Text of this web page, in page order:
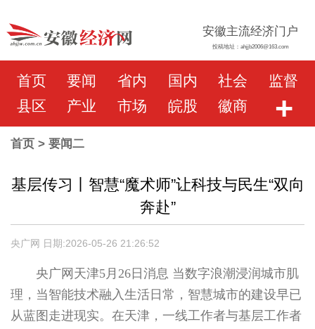
安徽主流经济门户
投稿地址：ahjjb2006@163.com
首页 要闻 省内 国内 社会
监督
县区
产业 市场 皖股 徽商 +
首页> 要闻二
基层传习丨智慧“魔术师”让科技与民生“双向
奔赴”
央广网 日期:2026-05-26 21:26:52
央广网天津5月26日消息 当数字浪潮浸润城市肌
理，当智能技术融入生活日常，智慧城市的建设早已
从蓝图走进现实。在天津，一线工作者与基层工作者